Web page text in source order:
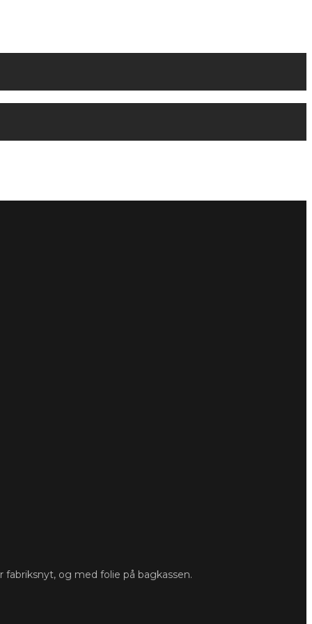
fabriksnyt, og med folie på bagkassen.